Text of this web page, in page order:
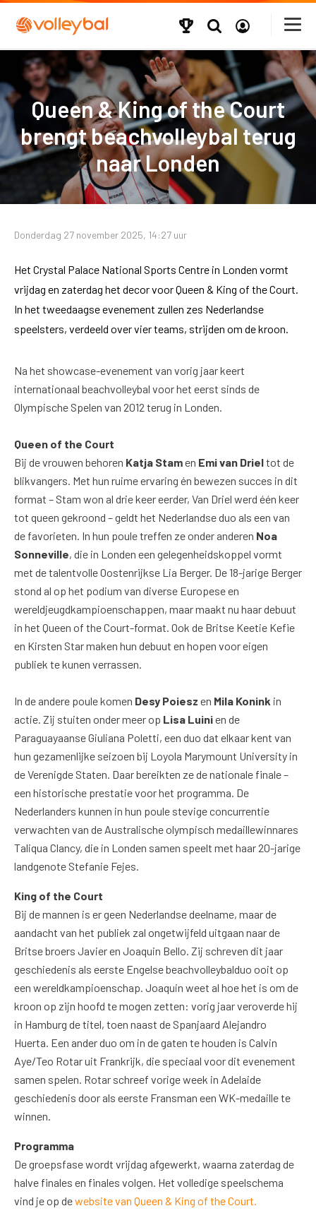
Queen & King of the Court
brengt beachvolleybal terug
naar Londen
Donderdag 27 november 2025, 14:27 uur
Het Crystal Palace National Sports Centre in Londen vormt
vrijdag en zaterdag het decor voor Queen & King of the Court.
In het tweedaagse evenement zullen zes Nederlandse
speelsters, verdeeld over vier teams, strijden om de kroon.
Na het showcase-evenement van vorig jaar keert
internationaal beachvolleybal voor het eerst sinds de
Olympische Spelen van 2012 terug in Londen.
Queen of the Court
Bij de vrouwen behoren Katja Stamen Emi van Drieltot de
blikvangers. Met hun ruime ervaring én bewezen succes in dit
format – Stam won al drie keer eerder, Van Driel werd één keer
tot queen gekroond – geldt het Nederlandse duo als een van
de favorieten. In hun poule treffen ze onder anderen Noa
Sonneville, die in Londen een gelegenheidskoppel vormt
met de talentvolle Oostenrijkse Lia Berger. De 18-jarige Berger
stond al op het podium van diverse Europese en
wereldjeugdkampioenschappen, maar maakt nu haar debuut
in het Queen of the Court-format. Ook de Britse Keetie Kefie
en Kirsten Star maken hun debuut en hopen voor eigen
publiek te kunen verrassen.
In de andere poule komen Desy Poiesz en Mila Konink in
actie. Zij stuiten onder meer op Lisa Luinien de
Paraguayaanse Giuliana Poletti, een duo dat elkaar kent van
hun gezamenlijke seizoen bij Loyola Marymount University in
de Verenigde Staten. Daar bereikten ze de nationale finale –
een historische prestatie voor het programma. De
Nederlanders kunnen in hun poule stevige concurrentie
verwachten van de Australische olympisch medaillewinnares
Taliqua Clancy, die in Londen samen speelt met haar 20-jarige
landgenote Stefanie Fejes.
King of the Court
Bij de mannen is er geen Nederlandse deelname, maar de
aandacht van het publiek zal ongetwijfeld uitgaan naar de
Britse broers Javier en Joaquin Bello. Zij schreven dit jaar
geschiedenis als eerste Engelse beachvolleybalduo ooit op
een wereldkampioenschap. Joaquin weet al hoe het is om de
kroon op zijn hoofd te mogen zetten: vorig jaar veroverde hij
in Hamburg de titel, toen naast de Spanjaard Alejandro
Huerta. Een ander duo om in de gaten te houden is Calvin
Aye/Teo Rotar uit Frankrijk, die speciaal voor dit evenement
samen spelen. Rotar schreef vorige week in Adelaide
geschiedenis door als eerste Fransman een WK-medaille te
winnen.
Programma
De groepsfase wordt vrijdag afgewerkt, waarna zaterdag de
halve finales en finales volgen. Het volledige speelschema
vind je op dewebsite van Queen & King of the Court.